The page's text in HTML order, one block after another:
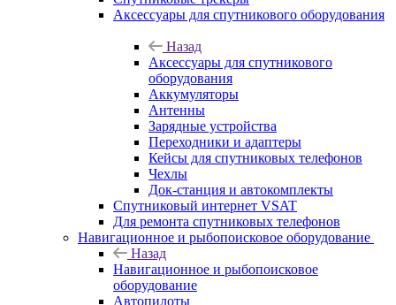
Аксессуары для спутникового оборудования
Назад
Аксессуары для спутникового
оборудования
Аккумуляторы
Антенны
Зарядные устройства
Переходники и адаптеры
Кейсы для спутниковых телефонов
Чехлы
Док-станция и автокомплекты
Спутниковый интернет VSAT
Для ремонта спутниковых телефонов
Навигационное и рыбопоисковое оборудование
Назад
Навигационное и рыбопоисковое
оборудование
Автопилоты